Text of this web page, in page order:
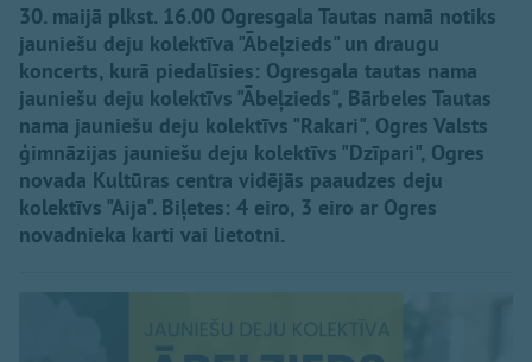
30. maijā plkst. 16.00 Ogresgala Tautas namā notiks
jauniešu deju kolektīva "Ābeļzieds" un draugu
koncerts, kurā piedalīsies: Ogresgala tautas nama
jauniešu deju kolektīvs "Ābeļzieds", Bārbeles Tautas
nama jauniešu deju kolektīvs "Rakari", Ogres Valsts
ģimnāzijas jauniešu deju kolektīvs "Dzīpari", Ogres
novada Kultūras centra vidējās paaudzes deju
kolektīvs "Aija". Biļetes: 4 eiro, 3 eiro ar Ogres
novadnieka karti vai lietotni.